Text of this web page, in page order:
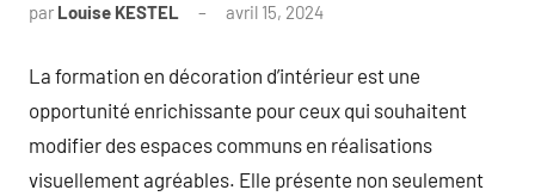
par Louise KESTEL avril 15, 2024
La formation en décoration d’intérieur est une
opportunité enrichissante pour ceux qui souhaitent
modifier des espaces communs en réalisations
visuellement agréables. Elle présente non seulement